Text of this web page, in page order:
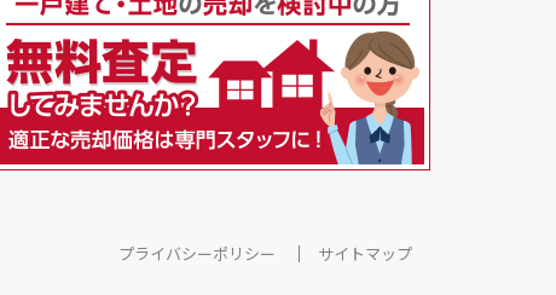
プライバシーポリシー サイトマップ